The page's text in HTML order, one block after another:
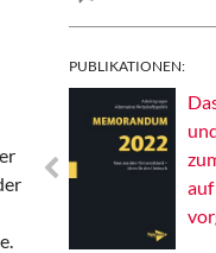
PUBLIKATIONEN: